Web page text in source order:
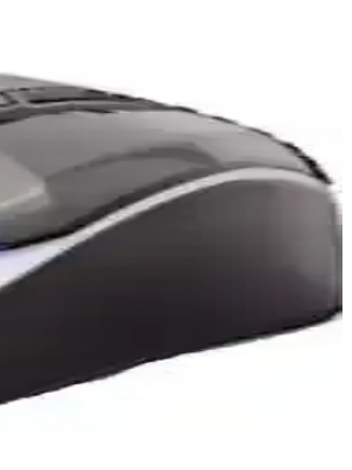
performans sunar.
oyun tutkunlarına uygun seçenekler
ve hassasiyeti ile dikkat çeker.